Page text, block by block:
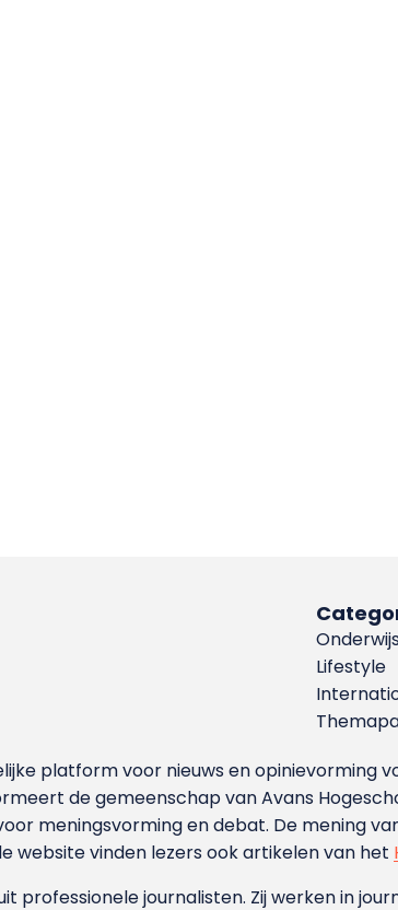
Onderwijs
Lifestyle
platform voor nieuws en opinievorming
de gemeenschap van Avans
meningsvorming en debat. De mening
website vinden lezers ook artikelen van het
professionele journalisten. Zij werken in